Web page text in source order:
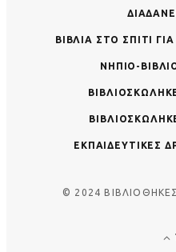
ΒΙΒΛΊΑ ΣΤΟ ΣΠΊΤΙ
ΝΗΠΙΟ-
ΕΚΠΑΙΔΕΥΤΙΚΈΣ
© 2024